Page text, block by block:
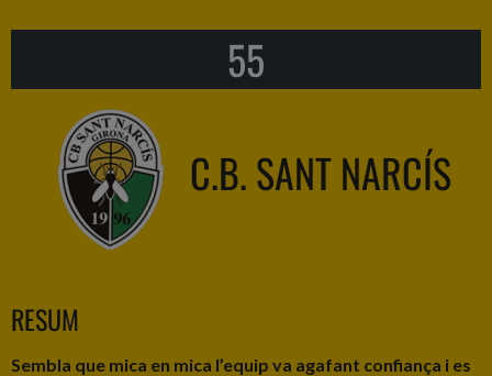
55
C.B. SANT NARCÍS
RESUM
Sembla que mica en mica l’equip va agafant confiança i es